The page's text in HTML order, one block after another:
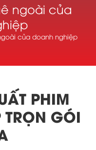
ngoài của
của doanh nghiệp
PHIM
GÓI